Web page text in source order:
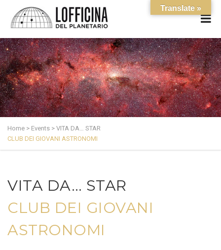
Home > Events > VITA DA… STAR
CLUB DEI GIOVANI ASTRONOMI
VITA DA… STAR
CLUB DEI GIOVANI
ASTRONOMI
Translate »